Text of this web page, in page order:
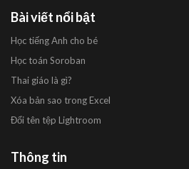
Bài viết nổi bật
Học tiếng Anh cho bé
Học toán Soroban
Thai giáo là gì?
Xóa bản sao trong Excel
Đổi tên tệp Lightroom
Thông tin